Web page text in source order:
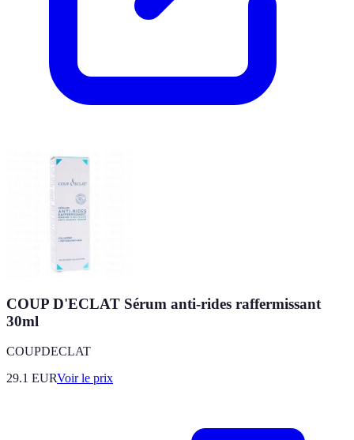
COUP D'ECLAT Sérum anti-rides raffermissant
30ml
COUPDECLAT
29.1 EURVoir le prix